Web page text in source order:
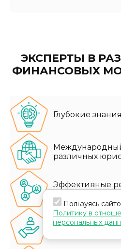
ЭКСПЕРТЫ В
ФИНАНСОВЫХ
Глубокие
различных
Эффективные
Пользуясь
Политику в
персональных